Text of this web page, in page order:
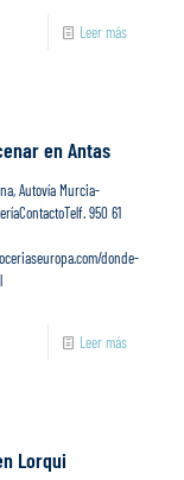
Leer más
en Antas
Autovía Murcia-
950 61
donde-
Leer más
Lorqui